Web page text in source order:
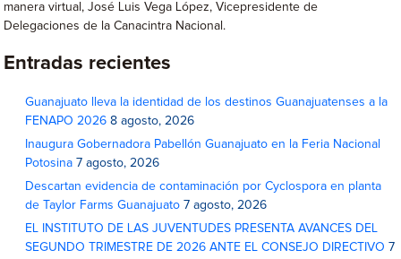
manera virtual, José Luis Vega López, Vicepresidente de
Delegaciones de la Canacintra Nacional.
Entradas recientes
Guanajuato lleva la identidad de los destinos Guanajuatenses a la
FENAPO 2026 8 agosto, 2026
Inaugura Gobernadora Pabellón Guanajuato en la Feria Nacional
Potosina 7 agosto, 2026
Descartan evidencia de contaminación por Cyclospora en planta
de Taylor Farms Guanajuato 7 agosto, 2026
EL INSTITUTO DE LAS JUVENTUDES PRESENTA AVANCES DEL
SEGUNDO TRIMESTRE DE 2026 ANTE EL CONSEJO DIRECTIVO 7